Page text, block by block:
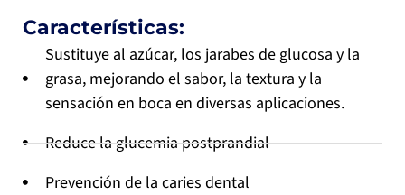
Características:
Sustituye al azúcar, los jarabes de glucosa y la
grasa, mejorando el sabor, la textura y la
sensación en boca en diversas aplicaciones.
Reduce la glucemia postprandial
Prevención de la caries dental